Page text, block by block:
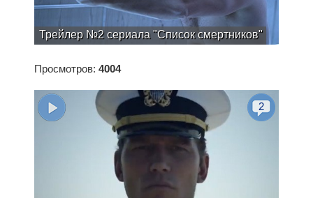
Трейлер №2 сериала "Список смертников"
Просмотров: 4004
2